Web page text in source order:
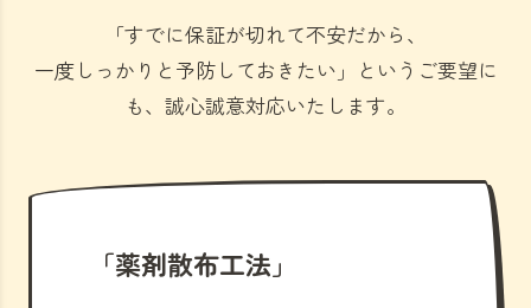
「すでに保証が切れて不安だから、
一度しっかりと予防しておきたい」 というご要望に
も、誠心誠意対応いたします。
「薬剤散布工法」